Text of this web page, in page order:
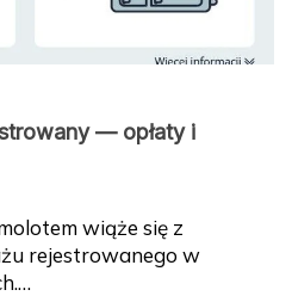
— opłaty i
wiąże się z
rejestrowanego w